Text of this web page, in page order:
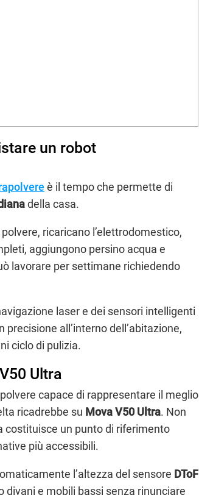
un robot
è il tempo che permette di
della casa.
ricaricano l’elettrodomestico,
aggiungono persino acqua e
lavorare per settimane richiedendo
laser e dei sensori intelligenti
all’interno dell’abitazione,
ciclo di pulizia.
Ultra
capace di rappresentare il meglio
ricadrebbe su Mova V50 Ultra. Non
costituisce un punto di riferimento
più accessibili.
l’altezza del sensore DToF
e mobili bassi senza rinunciare